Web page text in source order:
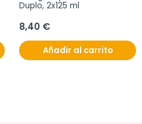
Duplo, 2x125 ml
8,40 €
Añadir al carrito